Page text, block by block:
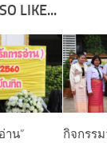
LIKE...
าน”
กิจกรร